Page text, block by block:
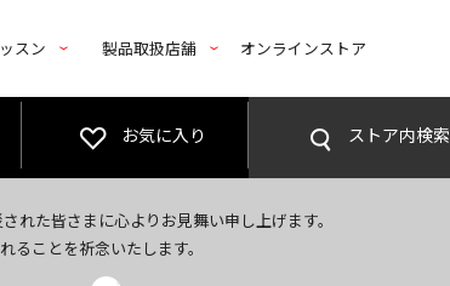
スン 製品取扱店舗 オンラインストア
お気に入り ストア内検索
れた皆さまに心よりお見舞い申し上げます。
ことを祈念いたします。
ント！